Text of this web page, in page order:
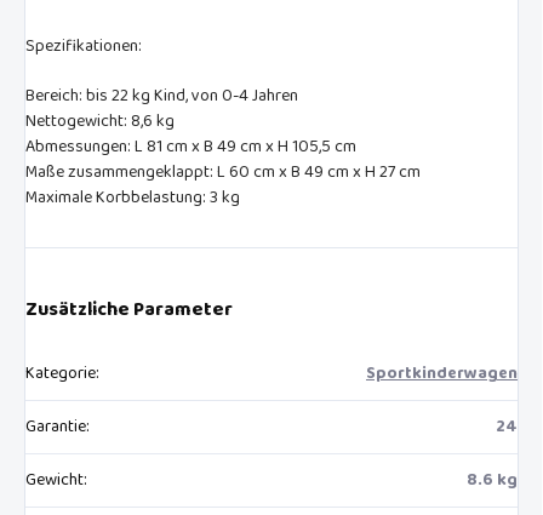
Spezifikationen:
Bereich: bis 22 kg Kind, von 0-4 Jahren
Nettogewicht: 8,6 kg
Abmessungen: L 81 cm x B 49 cm x H 105,5 cm
Maße zusammengeklappt: L 60 cm x B 49 cm x H 27 cm
Maximale Korbbelastung: 3 kg
Zusätzliche Parameter
Kategorie:
Sportkinderwagen
Garantie:
24
Gewicht:
8.6 kg